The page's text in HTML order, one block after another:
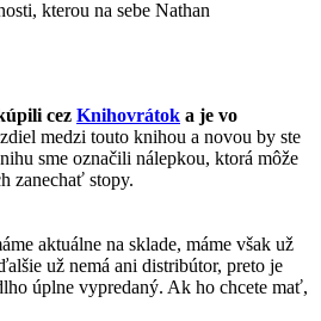
kterou na sebe Nathan
cez Knihovrátok a je vo
medzi touto knihou a novou by ste
sme označili nálepkou, ktorá môže
zanechať stopy.
aktuálne na sklade, máme však už
už nemá ani distribútor, preto je
úplne vypredaný. Ak ho chcete mať,